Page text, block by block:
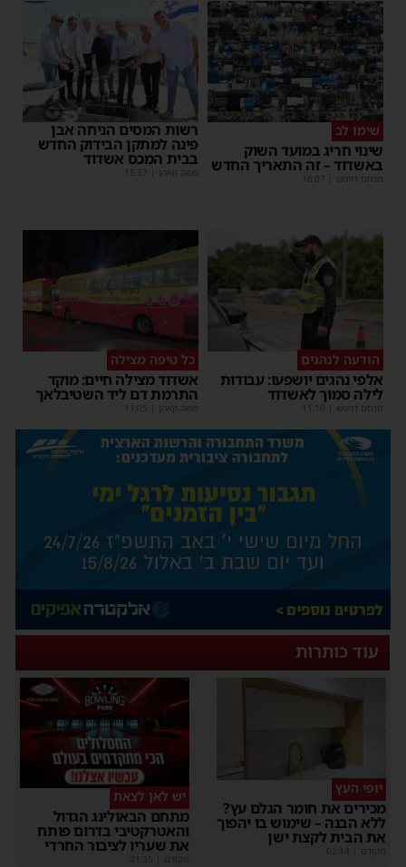
שימו לב
שינוי חריג במועד השוק
באשדוד – זה התאריך החדש
מנחם דויטש 16:07
רשות המסים הניחה אבן
פינה למתקן הבידוק החדש
בבית המכס אשדוד
משה קאהן 15:37
הודעה לנהגים
אלפי נהגים יושפעו: עבודות
לילה סמוך לאשדוד
מנחם דויטש 11:10
כל טיפה מצילה
אשדוד מצילה חיים: מוקד
התרמת דם ליד השטיבלאך
משה קאהן 11:05
עוד כותרות
יופי העץ
מכירים את חומר הגלם עץ?
ללא הבנה – שימוש בו יהפוך
את הבית לקצת ישן
מקודם
יש לאן לצאת
מתחם הבאולינג הגדול
והאטרקטיבי בדרום פותח
את שעריו לציבור החרדי
מקודם